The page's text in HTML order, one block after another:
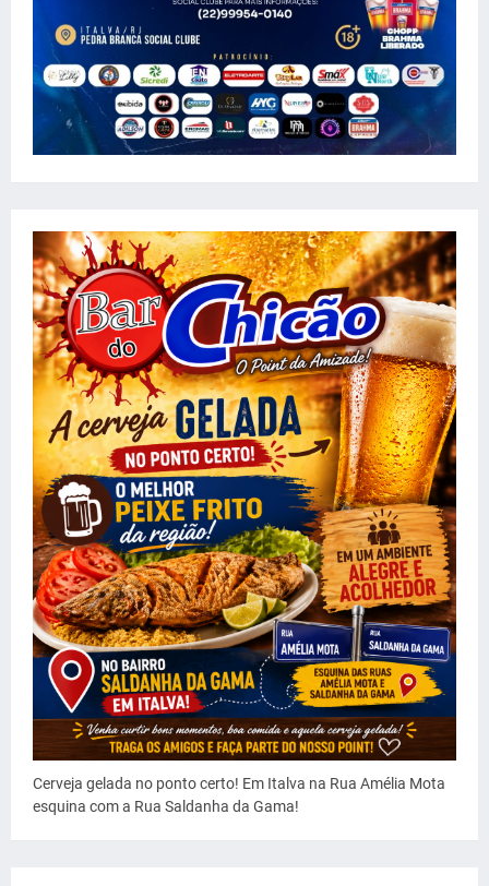
Cerveja gelada no ponto certo! Em Italva na Rua Amélia Mota
esquina com a Rua Saldanha da Gama!